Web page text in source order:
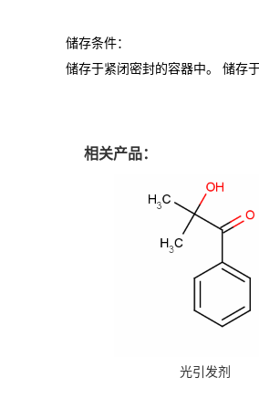
储存条件：
储存于紧闭密封的容器中。
储存
相关产品：
光引发剂